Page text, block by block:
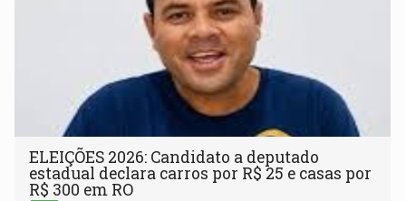
ELEIÇÕES 2026: Candidato a deputado
estadual declara carros por R$ 25 e casas por
R$ 300 em RO